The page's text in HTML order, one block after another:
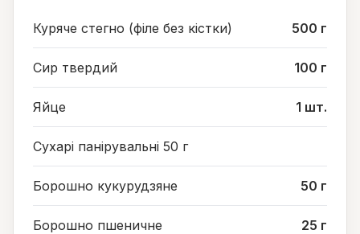
Куряче стегно (філе без кістки) 500 г
Сир твердий 100 г
Яйце 1 шт.
Сухарі панірувальні 50 г
Борошно кукурудзяне 50 г
Борошно пшеничне 25 г